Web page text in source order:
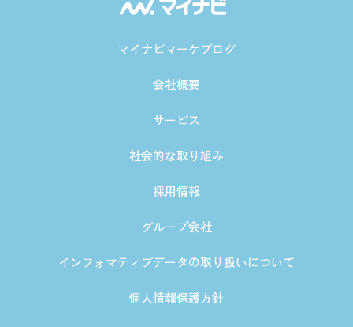
マイナビマーケブログ
会社概要
サービス
社会的な取り組み
採用情報
グループ会社
インフォマティブデータの取り扱いについて
個人情報保護方針